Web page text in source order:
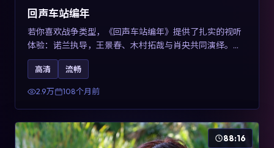
回声车站编年
若你喜欢战争类型，《回声车站编年》提供了扎实的视听
体验：诺兰执导，王景春、木村拓哉与肖央共同演绎。影
片2017年于澳大利亚上映，内容用喜剧外壳包裹对现实规
则的温和反讽，关键词包含高清流畅、人物关系与情节反
转，适合检索「2017战争」「澳大利亚电影」的用户。
高清 流畅
2.9万 108个月前
88:16